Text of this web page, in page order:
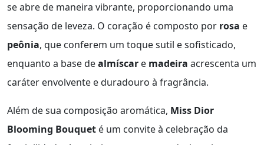
se abre de maneira vibrante, proporcionando uma
sensação de leveza. O coração é composto por rosa e
peônia, que conferem um toque sutil e sofisticado,
enquanto a base dealmíscar e madeira acrescenta um
caráter envolvente e duradouro à fragrância.
Além de sua composição aromática, Miss Dior
Blooming Bouquet é um convite à celebração da